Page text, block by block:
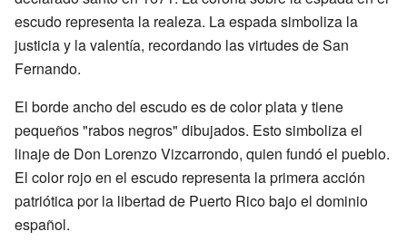
escudo representa la realeza. La espada simboliza la
justicia y la valentía, recordando las virtudes de San
Fernando.
El borde ancho del escudo es de color plata y tiene
pequeños "rabos negros" dibujados. Esto simboliza el
linaje de Don Lorenzo Vizcarrondo, quien fundó el pueblo.
El color rojo en el escudo representa la primera acción
patriótica por la libertad de Puerto Rico bajo el dominio
español.